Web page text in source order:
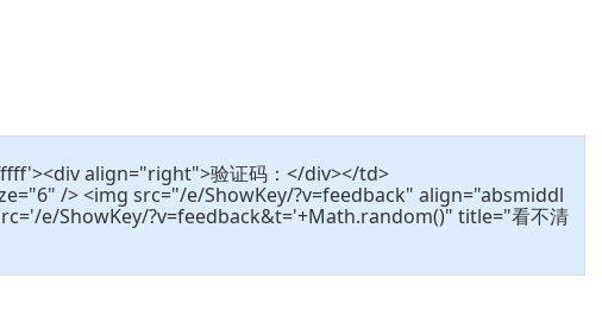
align="right">验证码：</div></td>
/> <img src="/e/ShowKey/?v=feedback" align="absmiddl
e/ShowKey/?v=feedback&t='+Math.random()" title="看不清